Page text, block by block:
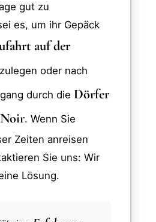
gut zu
es, um ihr Gepäck
auf der
oder nach
durch die Dörfer
. Wenn Sie
Zeiten anreisen
Sie uns: Wir
Lösung.